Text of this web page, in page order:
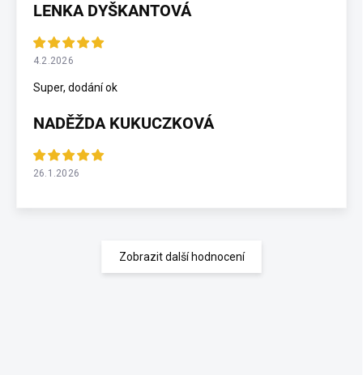
LENKA DYŠKANTOVÁ
4.2.2026
Super, dodání ok
NADĚŽDA KUKUCZKOVÁ
26.1.2026
Zobrazit další hodnocení